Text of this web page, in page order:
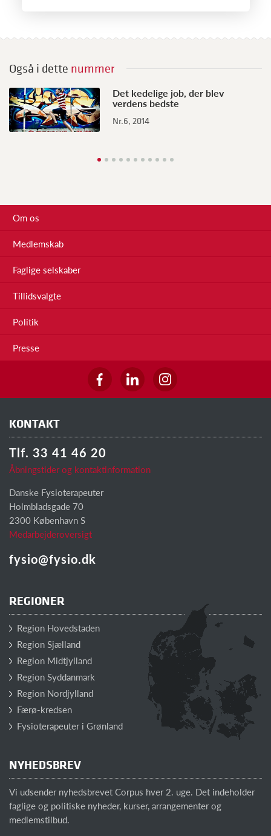
Også i dette nummer
Det kedelige job, der blev
verdens bedste
Nr.6, 2014
Om os
Medlemskab
Faglige selskaber
Tillidsvalgte
Politik
Presse
KONTAKT
Tlf. 33 41 46 20
Åbningstider og kontaktinformation
Danske Fysioterapeuter
Holmbladsgade 70
2300 København S
Medarbejderoversigt
fysio@fysio.dk
REGIONER
Region Hovedstaden
Region Sjælland
Region Midtjylland
Region Syddanmark
Region Nordjylland
Færø-kredsen
Fysioterapeuter i Grønland
NYHEDSBREV
Vi udsender nyhedsbrevet Corpus hver 2. uge. Det indeholder
faglige og politiske nyheder, kurser, arrangementer og
medlemstilbud.